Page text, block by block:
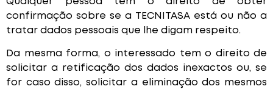
confirmação sobre se a TECNITASA está ou não a
tratar dados pessoais que lhe digam respeito.
Da mesma forma, o interessado tem o direito de
solicitar a retificação dos dados inexactos ou, se
for caso disso, solicitar a eliminação dos mesmos